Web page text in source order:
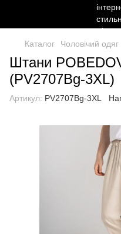
Каталог Чоловічий одяг
Штани
(PV2707Bg-3XL)
Артикул: PV2707Bg-3XL